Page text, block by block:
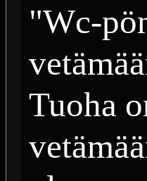
"Wc-
Tuoha